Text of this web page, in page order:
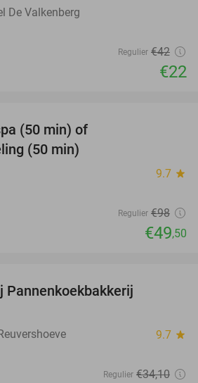
De Valkenberg
Regulier €42
€22
(50 min) of
(50 min)
9.7 star
Regulier €98
€49,50
Pannenkoekbakkerij
9.7 star
Regulier €34,10